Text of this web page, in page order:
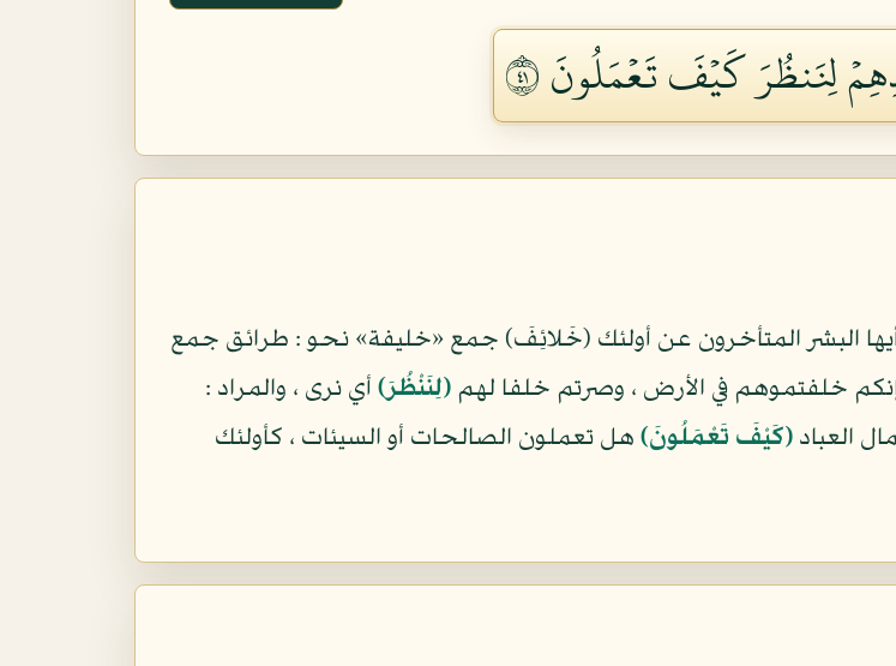
لِنَنظُرَ كَيۡفَ تَعۡمَلُونَ ١٤
أيها البشر المتأخرون عن أولئك (خَلائِفَ) جمع «خليفة» نحو : طرائق جمع
خلفتموهم في الأرض ، وصرتم خلفا لهم (لِنَنْظُرَ) أي نرى ، والمراد :
العباد (كَيْفَ تَعْمَلُونَ) هل تعملون الصالحات أو السيئات ، كأولئك